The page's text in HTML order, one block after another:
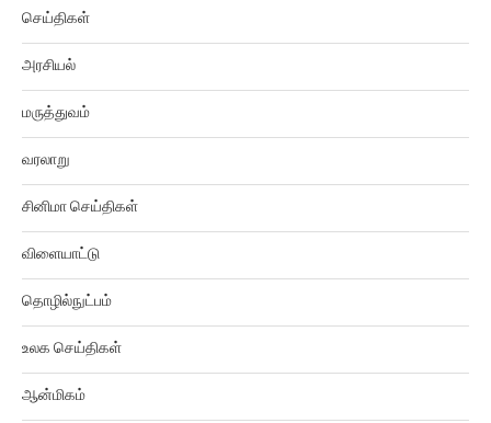
செய்திகள்
அரசியல்
மருத்துவம்
வரலாறு
சினிமா செய்திகள்
விளையாட்டு
தொழில்நுட்பம்
உலக செய்திகள்
ஆன்மிகம்